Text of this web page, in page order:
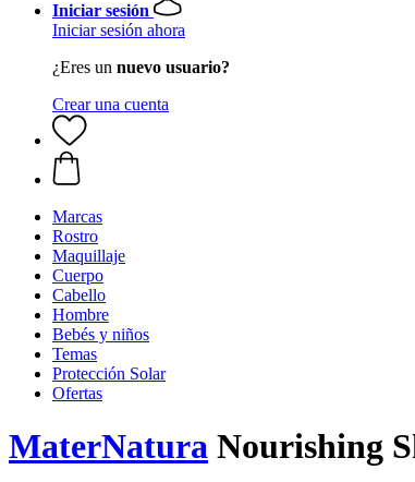
Iniciar sesión
Iniciar sesión ahora
¿Eres un nuevo usuario?
Crear una cuenta
Marcas
Rostro
Maquillaje
Cuerpo
Cabello
Hombre
Bebés y niños
Temas
Protección Solar
Ofertas
MaterNatura Nourishing